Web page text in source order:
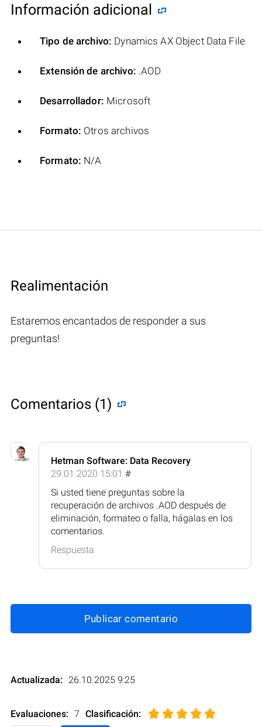
Información adicional
Tipo de archivo: Dynamics AX Object Data File
Extensión de archivo: .AOD
Desarrollador: Microsoft
Formato: Otros archivos
Formato: N/A
Realimentación
Estaremos encantados de responder a sus
preguntas!
Comentarios (1)
Hetman Software: Data Recovery
29.01.2020 15:01 #
Si usted tiene preguntas sobre la
recuperación de archivos .AOD después de
eliminación, formateo o falla, hágalas en los
comentarios.
Respuesta
Publicar comentario
Actualizada: 26.10.2025 9:25
Evaluaciones: 7 Clasificación: